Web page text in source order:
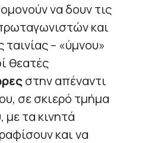
να δουν τις
και
ταινίας – «ύμνου»
θεατές
στην απέναντι
σε σκιερό τμήμα
τα κινητά
και να